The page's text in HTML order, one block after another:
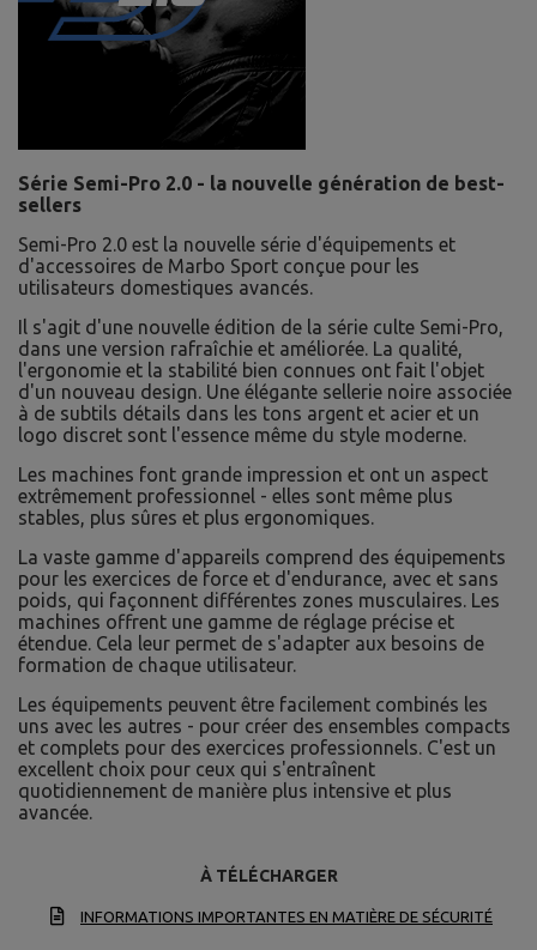
Série Semi-Pro 2.0 - la nouvelle génération de best-
sellers
Semi-Pro 2.0 est la nouvelle série d'équipements et
d'accessoires de Marbo Sport conçue pour les
utilisateurs domestiques avancés.
Il s'agit d'une nouvelle édition de la série culte Semi-Pro,
dans une version rafraîchie et améliorée. La qualité,
l'ergonomie et la stabilité bien connues ont fait l'objet
d'un nouveau design. Une élégante sellerie noire associée
à de subtils détails dans les tons argent et acier et un
logo discret sont l'essence même du style moderne.
Les machines font grande impression et ont un aspect
extrêmement professionnel - elles sont même plus
stables, plus sûres et plus ergonomiques.
La vaste gamme d'appareils comprend des équipements
pour les exercices de force et d'endurance, avec et sans
poids, qui façonnent différentes zones musculaires. Les
machines offrent une gamme de réglage précise et
étendue. Cela leur permet de s'adapter aux besoins de
formation de chaque utilisateur.
Les équipements peuvent être facilement combinés les
uns avec les autres - pour créer des ensembles compacts
et complets pour des exercices professionnels. C'est un
excellent choix pour ceux qui s'entraînent
quotidiennement de manière plus intensive et plus
avancée.
À TÉLÉCHARGER
INFORMATIONS IMPORTANTES EN MATIÈRE DE SÉCURITÉ